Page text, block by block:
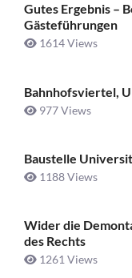
Gutes Ergebnis –
Gästeführungen
1614 Views
Bahnhofsviertel,
977 Views
Baustelle
1188 Views
Wider die
des Rechts
1261 Views